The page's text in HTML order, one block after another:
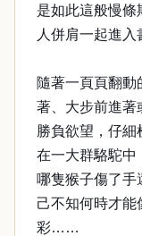
是如此這般慢條
人併肩一起進入
隨著一頁頁翻動
著、大步前進著
勝負欲望，仔細
在一大群駱駝中
哪隻猴子傷了手
己不知何時才能
彩……